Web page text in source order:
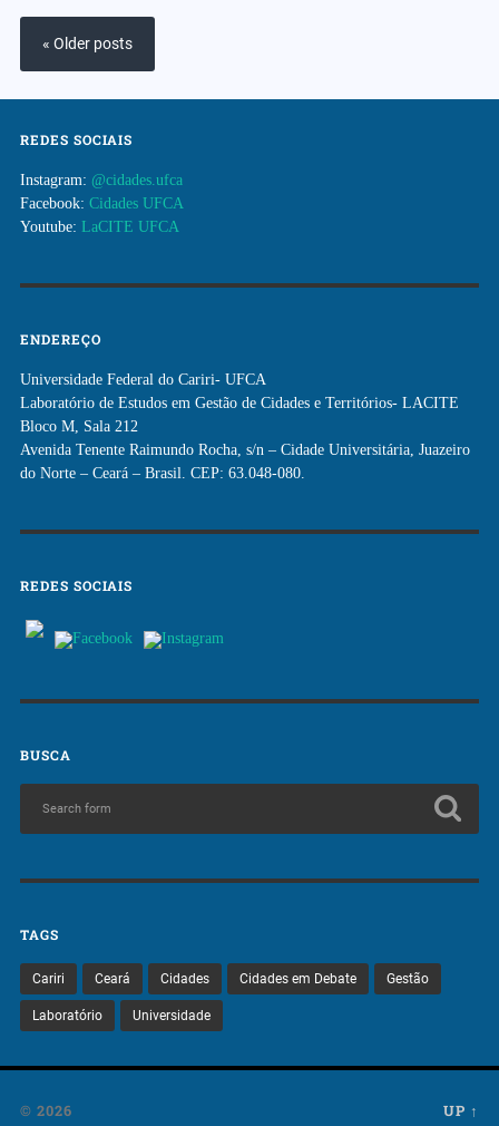
« Older posts
REDES SOCIAIS
Instagram: @cidades.ufca
Facebook: Cidades UFCA
Youtube: LaCITE UFCA
ENDEREÇO
Universidade Federal do Cariri- UFCA
Laboratório de Estudos em Gestão de Cidades e Territórios- LACITE
Bloco M, Sala 212
Avenida Tenente Raimundo Rocha, s/n – Cidade Universitária, Juazeiro
do Norte – Ceará – Brasil. CEP: 63.048-080.
REDES SOCIAIS
BUSCA
TAGS
Cariri Ceará Cidades Cidades em Debate Gestão
Laboratório Universidade
© 2026 UP ↑